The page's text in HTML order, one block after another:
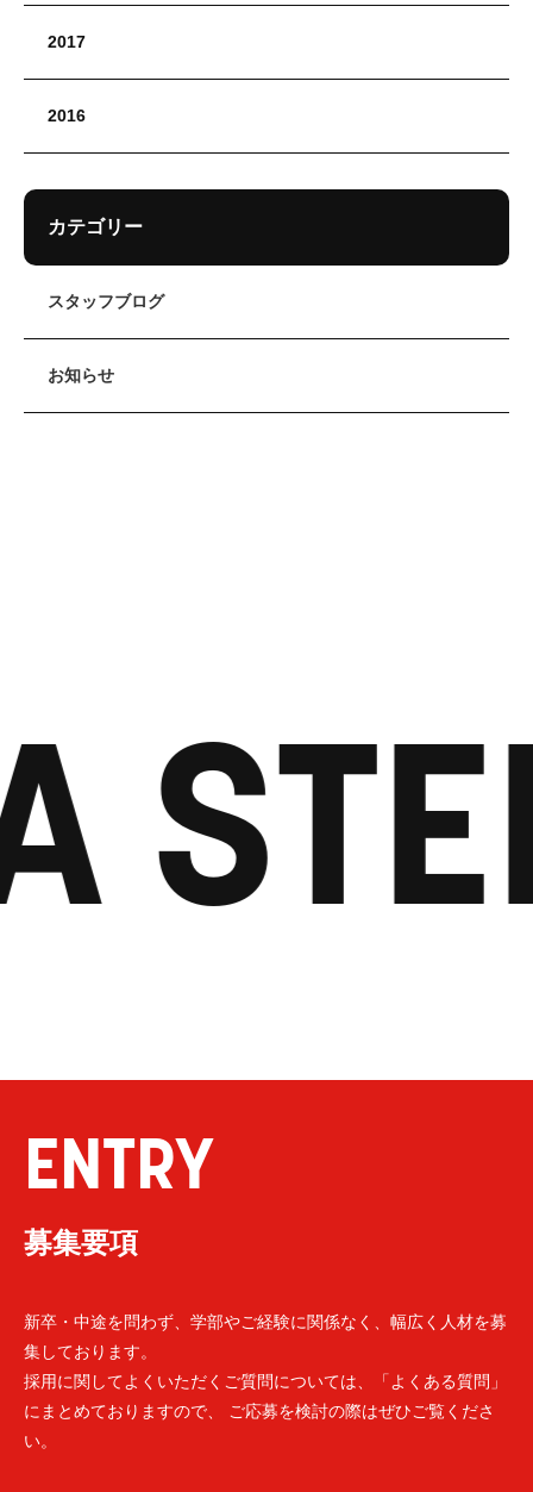
2017
2016
カテゴリー
スタッフブログ
お知らせ
ENTRY
募集要項
新卒・中途を問わず、学部やご経験に関係なく、幅広く人材を募
集しております。
採用に関してよくいただくご質問については、「よくある質問」
にまとめておりますので、 ご応募を検討の際はぜひご覧くださ
い。